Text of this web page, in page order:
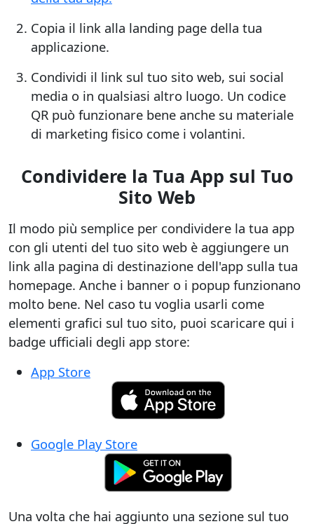
Copia il link alla landing page della tua
applicazione.
Condividi il link sul tuo sito web, sui social
media o in qualsiasi altro luogo. Un codice
QR può funzionare bene anche su materiale
di marketing fisico come i volantini.
Condividere la Tua App sul Tuo
Sito Web
Il modo più semplice per condividere la tua app
con gli utenti del tuo sito web è aggiungere un
link alla pagina di destinazione dell'app sulla tua
homepage. Anche i banner o i popup funzionano
molto bene. Nel caso tu voglia usarli come
elementi grafici sul tuo sito, puoi scaricare qui i
badge ufficiali degli app store:
App Store
Google Play Store
Una volta che hai aggiunto una sezione sul tuo